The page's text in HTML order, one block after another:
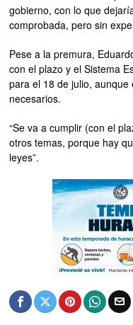
gobierno, con lo que
comprobada, pero sin
Pese a la premura,
con el plazo y el Sistema
para el 18 de julio,
necesarios.
“Se va a cumplir (con el
otros temas, porque hay
leyes”.